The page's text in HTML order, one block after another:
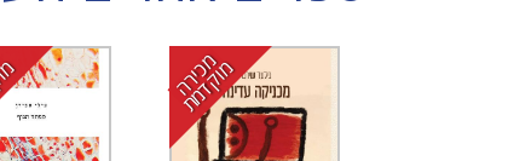
מ
כ
י
ר
ה
מ
ו
ק
ד
מ
ת